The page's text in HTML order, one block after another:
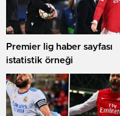
Premier lig haber sayfası
istatistik örneği